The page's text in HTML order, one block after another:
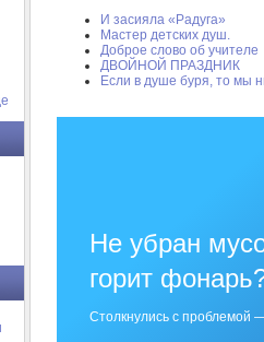
И засияла «Радуга»
Мастер детских душ.
Доброе слово об учителе
ДВОЙНОЙ ПРАЗДНИК
Если в душе буря, то мы
Не убран
горит
Столкнулись с проблемой